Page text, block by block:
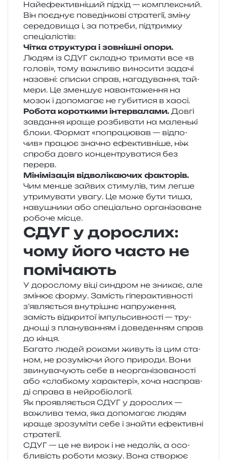
Найефективніший під­хід — ком­пле­ксний.
Він поєд­нує пове­дін­ко­ві стра­те­гії, зміну
сере­до­ви­ща і, за потре­би, під­трим­ку
спеціалістів:
Чітка стру­кту­ра і зов­ні­шні опори.
Людям із СДУГ скла­дно три­ма­ти все «в
голо­ві», тому важли­во вино­си­ти зада­чі
назов­ні: спи­ски справ, нага­ду­ва­н­ня, тай­
ме­ри. Це змен­шує наван­та­же­н­ня на
мозок і допо­ма­гає не губи­ти­ся в хаосі.
Робота коро­тки­ми інтер­ва­ла­ми. Довгі
зав­да­н­ня краще роз­би­ва­ти на малень­кі
блоки. Формат «попра­цю­вав — від­по­
чив» пра­цює зна­чно ефе­ктив­ні­ше, ніж
спро­ба довго кон­цен­тру­ва­ти­ся без
перерв.
Мінімізація від­во­лі­ка­ю­чих факто­рів.
Чим менше зай­вих сти­му­лів, тим легше
утри­му­ва­ти увагу. Це може бути тиша,
наву­шни­ки або спе­ці­аль­но орга­ні­зо­ва­не
робо­че місце.
СДУГ у дорослих:
чому його часто не
помічають
У доро­сло­му віці син­дром не зни­кає, але
змі­нює форму. Замість гіпе­р­актив­но­сті
з’являється вну­трі­шнє напру­же­н­ня,
замість від­кри­тої імпуль­сив­но­сті — тру­
дно­щі з пла­ну­ва­н­ням і дове­де­н­ням справ
до кінця.
Багато людей рока­ми живуть із цим ста­
ном, не розу­мі­ю­чи його при­ро­ди. Вони
зви­ну­ва­чу­ють себе в неор­га­ні­зо­ва­но­сті
або «слаб­ко­му хара­кте­рі», хоча насправ­
ді спра­ва в нейробіології.
Як про­яв­ля­є­ться СДУГ у доро­слих —
важли­ва тема, яка допо­ма­гає людям
краще зро­зу­мі­ти себе і зна­йти ефе­ктив­ні
стратегії.
СДУГ — це не вирок і не недо­лік, а осо­
бли­вість робо­ти мозку. Вона ство­рює